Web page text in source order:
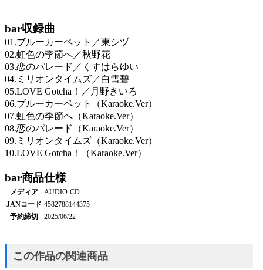
bar収録曲
01.ブルーカーペット／東シヅ
02.虹色の季節へ／秋野花
03.恋のパレード／くすはらゆい
04.ミリオンタイムズ／白雪碧
05.LOVE Gotcha！／月野きいろ
06.ブルーカーペット（Karaoke.Ver）
07.虹色の季節へ（Karaoke.Ver）
08.恋のパレード（Karaoke.Ver）
09.ミリオンタイムズ（Karaoke.Ver）
10.LOVE Gotcha！（Karaoke.Ver）
bar商品仕様
メディア
AUDIO-CD
JANコード 4582788144375
予約締切
2025/06/22
この作品の関連商品